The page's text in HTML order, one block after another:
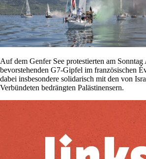
Auf dem Genfer See protestierten am
bevorstehenden G7-Gipfel im französischen
dabei insbesondere solidarisch mit den von
Verbündeten bedrängten Palästinensern.